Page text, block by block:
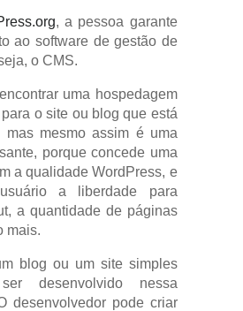
, a pessoa garante
ao software de gestão de
o CMS.
uma hospedagem
o site ou blog que está
mas mesmo assim é uma
porque concede uma
a qualidade WordPress, e
a liberdade para
a quantidade de páginas
mais.
blog ou um site simples
desenvolvido nessa
desenvolvedor pode criar